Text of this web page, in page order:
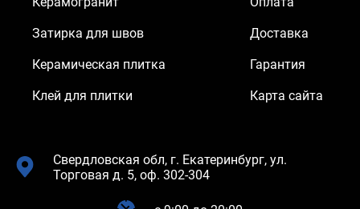
Затирка для швов
Керамическая плитка
Клей для плитки
Доставка
Гарантия
Карта сайта
Свердловская обл, г. Екатеринбург, ул.
Торговая д. 5, оф. 302-304